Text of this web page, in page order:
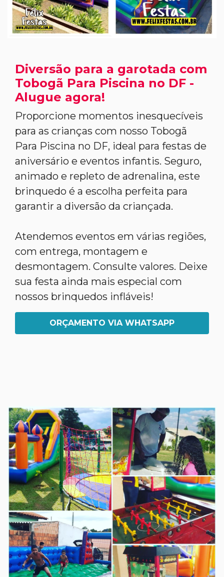
Diversão para a garotada com
Tobogã Para Piscina no DF -
Alugue agora!
Proporcione momentos inesquecíveis
para as crianças com nosso Tobogã
Para Piscina no DF, ideal para festas de
aniversário e eventos infantis. Seguro,
animado e repleto de adrenalina, este
brinquedo é a escolha perfeita para
garantir a diversão da criançada.
Atendemos eventos em várias regiões,
com entrega, montagem e
desmontagem. Consulte valores. Deixe
sua festa ainda mais especial com
nossos brinquedos infláveis!
ORÇAMENTO VIA WHATSAPP